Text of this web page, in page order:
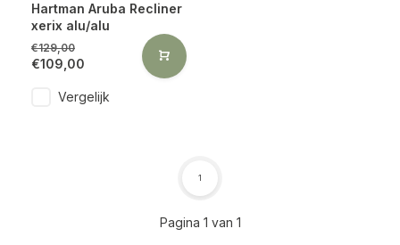
Hartman Aruba Recliner
xerix alu/alu
€129,00
€109,00
Vergelijk
Pagina 1 van 1
1